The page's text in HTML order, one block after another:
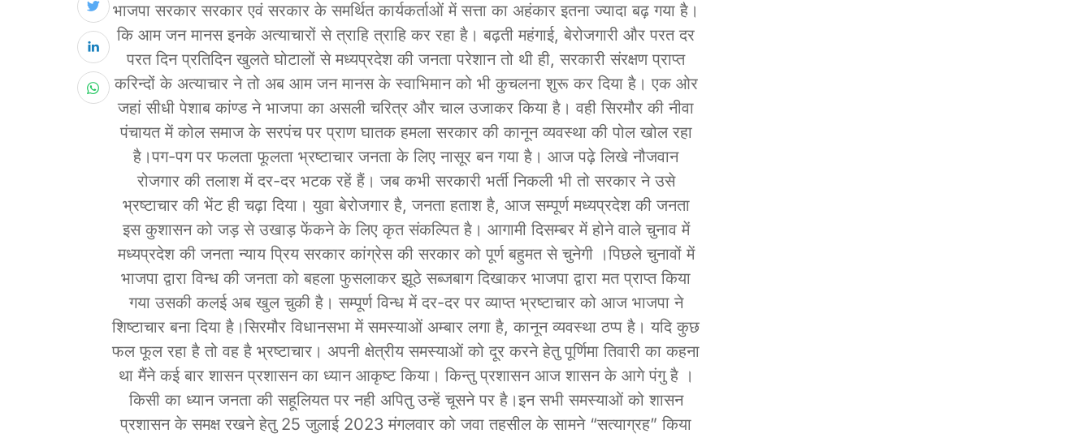
भाजपा सरकार सरकार एवं सरकार के समर्थित कार्यकर्ताओं में सत्ता का अहंकार इतना ज्यादा बढ़ गया है।
कि आम जन मानस इनके अत्याचारों से त्राहि त्राहि कर रहा है। बढ़ती महंगाई, बेरोजगारी और परत दर
परत दिन प्रतिदिन खुलते घोटालों से मध्यप्रदेश की जनता परेशान तो थी ही, सरकारी संरक्षण प्राप्त
करिन्दों के अत्याचार ने तो अब आम जन मानस के स्वाभिमान को भी कुचलना शुरू कर दिया है। एक ओर
जहां सीधी पेशाब कांण्ड ने भाजपा का असली चरित्र और चाल उजाकर किया है। वही सिरमौर की नीवा
पंचायत में कोल समाज के सरपंच पर प्राण घातक हमला सरकार की कानून व्यवस्था की पोल खोल रहा
है।पग-पग पर फलता फूलता भ्रष्टाचार जनता के लिए नासूर बन गया है। आज पढ़े लिखे नौजवान
रोजगार की तलाश में दर-दर भटक रहें हैं। जब कभी सरकारी भर्ती निकली भी तो सरकार ने उसे
भ्रष्टाचार की भेंट ही चढ़ा दिया। युवा बेरोजगार है, जनता हताश है, आज सम्पूर्ण मध्यप्रदेश की जनता
इस कुशासन को जड़ से उखाड़ फेंकने के लिए कृत संकल्पित है। आगामी दिसम्बर में होने वाले चुनाव में
मध्यप्रदेश की जनता न्याय प्रिय सरकार कांग्रेस की सरकार को पूर्ण बहुमत से चुनेगी ।पिछले चुनावों में
भाजपा द्वारा विन्ध की जनता को बहला फुसलाकर झूठे सब्जबाग दिखाकर भाजपा द्वारा मत प्राप्त किया
गया उसकी कलई अब खुल चुकी है। सम्पूर्ण विन्ध में दर-दर पर व्याप्त भ्रष्टाचार को आज भाजपा ने
शिष्टाचार बना दिया है।सिरमौर विधानसभा में समस्याओं अम्बार लगा है, कानून व्यवस्था ठप्प है। यदि कुछ
फल फूल रहा है तो वह है भ्रष्टाचार। अपनी क्षेत्रीय समस्याओं को दूर करने हेतु पूर्णिमा तिवारी का कहना
था मैंने कई बार शासन प्रशासन का ध्यान आकृष्ट किया। किन्तु प्रशासन आज शासन के आगे पंगु है ।
किसी का ध्यान जनता की सहूलियत पर नही अपितु उन्हें चूसने पर है।इन सभी समस्याओं को शासन
प्रशासन के समक्ष रखने हेतु 25 जुलाई 2023 मंगलवार को जवा तहसील के सामने “सत्याग्रह” किया